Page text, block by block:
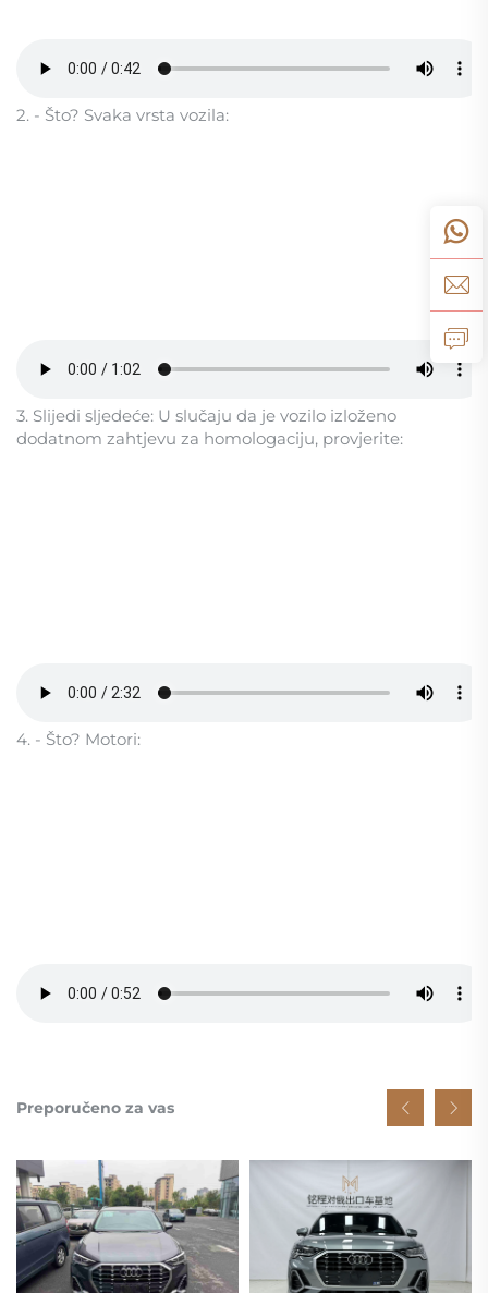
2. - Što? Svaka vrsta vozila:
3. Slijedi sljedeće: U slučaju da je vozilo izloženo
dodatnom zahtjevu za homologaciju, provjerite:
4. - Što? Motori:
Preporučeno za vas